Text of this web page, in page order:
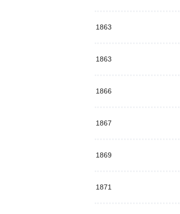
1863
1863
1866
1867
1869
1871